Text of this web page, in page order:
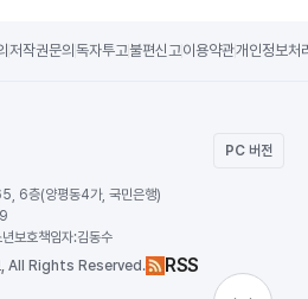
저작권문의 독자투고불편신고이용약관개인정보처
PC 버전
6층(양평동4가, 국민은행)
년보호책임자:김동수
All Rights Reserved. RSS